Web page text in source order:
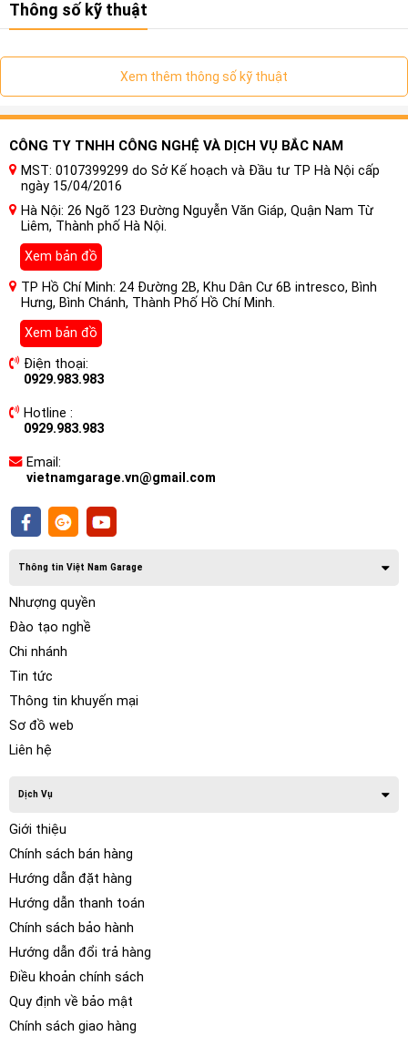
Thưởng thức tất cả nội dung yêu thích của bạn trên màn
hình cảm ứng điện dung lớn 9 inch, ngay trên bảng điều
khiển ô tô của bạn. Mang theo bộ sưu tập nhạc và video của
bạn trên đường đi. Cho dù nó được lưu trữ trên thiết bị USB
hay trên iPhone mới nhất,
Subaru Forester
nguồn.
Ngoài ra, đầu phát AV trên ô tô này có Bluetooth, cho phép
bạn truyền phát nhạc hoặc gọi điện rảnh tay qua kết nối
không dây cũng như phản chiếu 2 chiều có dây trên điện
thoại thông minh (iPhone* & Android™*)
Thông số kỹ thuật
Xem thêm thông số kỹ thuật
CÔNG TY TNHH CÔNG NGHỆ VÀ DỊCH VỤ BẮC NAM
MST: 0107399299 do Sở Kế hoạch và Đầu tư TP Hà Nội cấp
ngày 15/04/2016
Hà Nội: 26 Ngõ 123 Đường Nguyễn Văn Giáp, Quận Nam Từ
Liêm, Thành phố Hà Nội.
Xem bản đồ
TP Hồ Chí Minh: 24 Đường 2B, Khu Dân Cư 6B intresco, Bình
Hưng, Bình Chánh, Thành Phố Hồ Chí Minh.
Xem bản đồ
Điện thoại:
0929.983.983
Hotline :
0929.983.983
Email:
vietnamgarage.vn@gmail.com
Thông tin Việt Nam Garage
Nhượng quyền
Đào tạo nghề
Chi nhánh
Tin tức
Thông tin khuyến mại
Sơ đồ web
Liên hệ
Dịch Vụ
Giới thiệu
Chính sách bán hàng
Hướng dẫn đặt hàng
Hướng dẫn thanh toán
Chính sách bảo hành
Hướng dẫn đổi trả hàng
Điều khoản chính sách
Quy định về bảo mật
Chính sách giao hàng